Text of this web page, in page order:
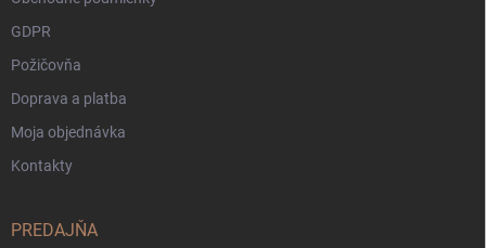
GDPR
Požičovňa
Doprava a platba
Moja objednávka
Kontakty
PREDAJŇA